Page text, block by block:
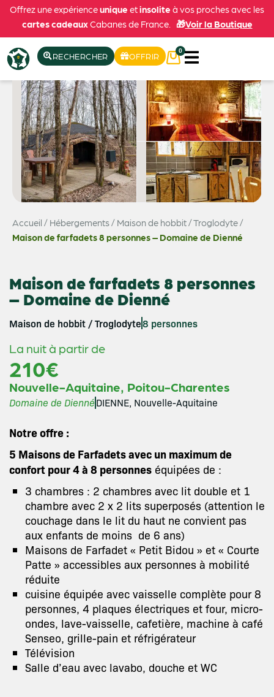
Offrez une expérienceunique etinsolite à vos proches avec les
cartes cadeauxCabanes de France. 🎁Voir la Boutique
RECHERCHER OFFRIR
0
Voir les 4 photos
Accueil / Hébergements/ Maison de hobbit / Troglodyte/
Maison de farfadets 8 personnes – Domaine de Dienné
Maison de farfadets 8 personnes
– Domaine de Dienné
Maison de hobbit / Troglodyte8 personnes
La nuit à partir de
210€
Nouvelle-Aquitaine, Poitou-Charentes
Domaine de DiennéDIENNE, Nouvelle-Aquitaine
Notre offre :
5 Maisons de Farfadets avec un maximum de
confort pour 4 à 8 personnes équipées de :
3 chambres : 2 chambres avec lit double et 1
chambre avec 2 x 2 lits superposés (attention le
couchage dans le lit du haut ne convient pas
aux enfants de moins de 6 ans)
Maisons de Farfadet « Petit Bidou » et « Courte
Patte » accessibles aux personnes à mobilité
réduite
cuisine équipée avec vaisselle complète pour 8
personnes, 4 plaques électriques et four, micro-
ondes, lave-vaisselle, cafetière, machine à café
Senseo, grille-pain et réfrigérateur
Télévision
Salle d’eau avec lavabo, douche et WC